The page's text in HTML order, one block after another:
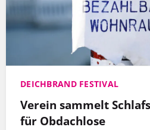
DEICHBRAND FESTIVAL
Verein sammelt
für Obdachlose